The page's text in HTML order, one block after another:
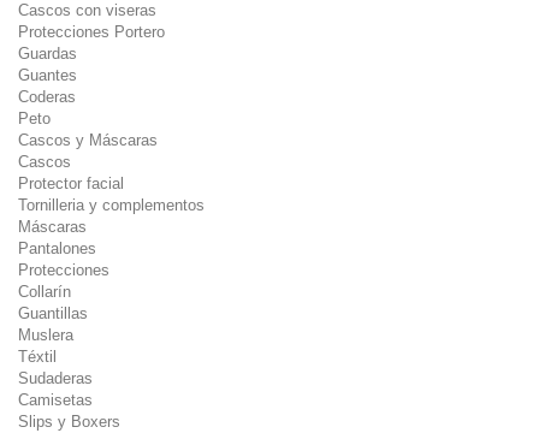
Cascos con viseras
Protecciones Portero
Guardas
Guantes
Coderas
Peto
Cascos y Máscaras
Cascos
Protector facial
Tornilleria y complementos
Máscaras
Pantalones
Protecciones
Collarín
Guantillas
Muslera
Téxtil
Sudaderas
Camisetas
Slips y Boxers